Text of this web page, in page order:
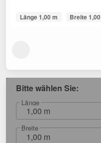
Länge 1,00 m Breite
Bitte wählen Sie:
Länge
1,00 m
Breite
1,00 m